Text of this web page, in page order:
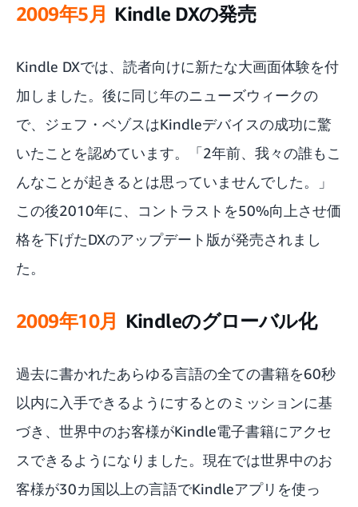
2009年5月 Kindle DXの発売
Kindle DXでは、読者向けに新たな大画面体験を付
加しました。後に同じ年のニューズウィークの
で、ジェフ・ベゾスはKindleデバイスの成功に驚
いたことを認めています。「2年前、我々の誰もこ
んなことが起きるとは思っていませんでした。」
この後2010年に、コントラストを50%向上させ価
格を下げたDXのアップデート版が発売されまし
た。
2009年10月 Kindleのグローバル化
過去に書かれたあらゆる言語の全ての書籍を60秒
以内に入手できるようにするとのミッションに基
づき、世界中のお客様がKindle電子書籍にアクセ
スできるようになりました。現在では世界中のお
客様が30カ国以上の言語でKindleアプリを使っ